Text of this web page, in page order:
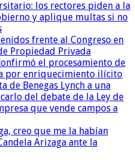
los rectores piden a la
y aplique multas si no
frente al Congreso en
Propiedad Privada
el procesamiento de
por enriquecimiento ilícito
de Benegas Lynch a una
del debate de la Ley de
que vende campos a
creo que me la habían
Arizaga ante la